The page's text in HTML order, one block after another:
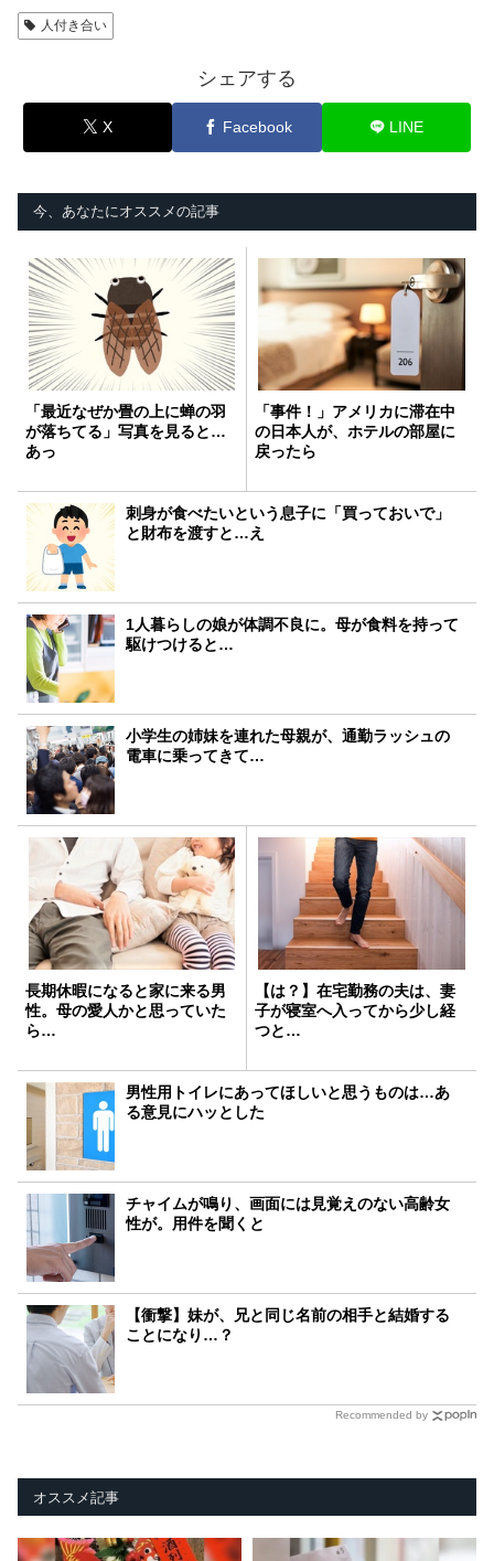
人付き合い
シェアする
X Facebook LINE
今、あなたにオススメの記事
「最近なぜか畳の上に蝉の羽
が落ちてる」写真を見ると…
あっ
「事件！」アメリカに滞在中
の日本人が、ホテルの部屋に
戻ったら
刺身が食べたいという息子に「買っておいで」
と財布を渡すと…え
1人暮らしの娘が体調不良に。母が食料を持って
駆けつけると…
小学生の姉妹を連れた母親が、通勤ラッシュの
電車に乗ってきて…
長期休暇になると家に来る男
性。母の愛人かと思っていた
ら…
【は？】在宅勤務の夫は、妻
子が寝室へ入ってから少し経
つと…
男性用トイレにあってほしいと思うものは…あ
る意見にハッとした
チャイムが鳴り、画面には見覚えのない高齢女
性が。用件を聞くと
【衝撃】妹が、兄と同じ名前の相手と結婚する
ことになり…？
Recommended by
オススメ記事